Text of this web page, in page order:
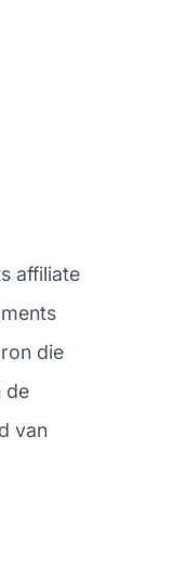
affiliate
die
de
van